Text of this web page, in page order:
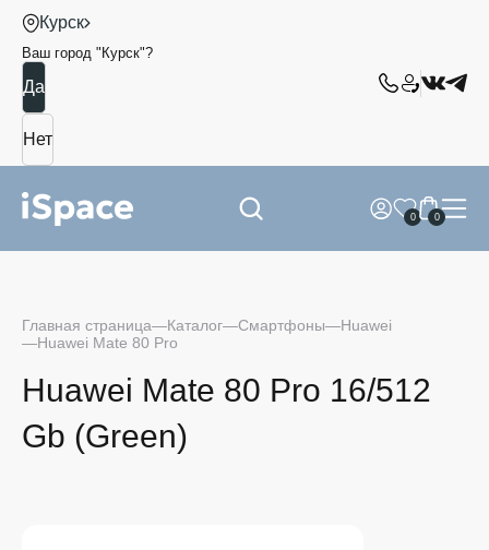
Курск
Ваш город " Курск"?
0 0
Главная страница Каталог Смартфоны
Huawei
Huawei Mate 80 Pro
Huawei Mate 80 Pro 16/512
Gb (Green)